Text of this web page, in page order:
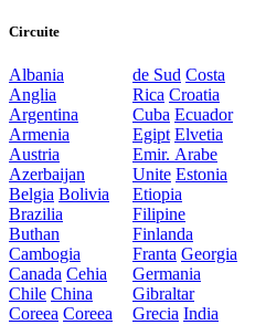
Circuite
Albania
Anglia
Argentina
Armenia
Austria
Azerbaijan
Belgia Bolivia
Brazilia
Buthan
Cambogia
Canada Cehia
Chile China
Coreea Coreea
de Sud Costa
Rica Croatia
Cuba Ecuador
Egipt Elvetia
Emir. Arabe
Unite Estonia
Etiopia
Filipine
Finlanda
Franta Georgia
Germania
Gibraltar
Grecia India